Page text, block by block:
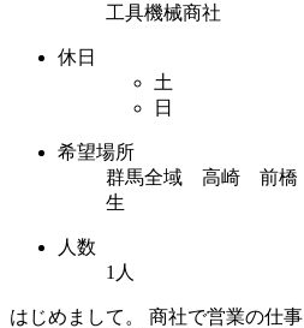
工具機械商社
休日
土
日
希望場所
群馬全域 高崎 前
生
人数
1人
はじめまして。 商社で営業の仕